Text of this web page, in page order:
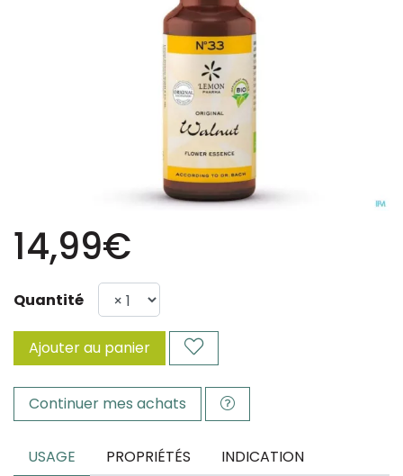
14,99€
Quantité
Ajouter au panier
Continuer mes achats
USAGE PROPRIÉTÉS INDICATION